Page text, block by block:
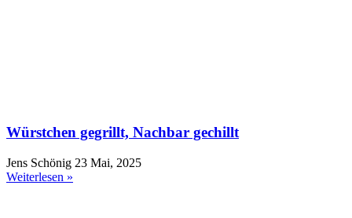
Würstchen gegrillt, Nachbar gechillt
Jens Schönig 23 Mai, 2025
Weiterlesen »